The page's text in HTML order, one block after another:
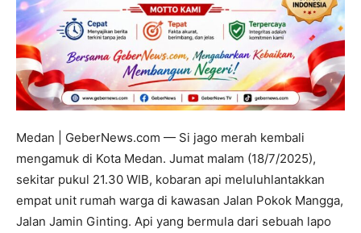
Medan | GeberNews.com — Si jago merah kembali
mengamuk di Kota Medan. Jumat malam (18/7/2025),
sekitar pukul 21.30 WIB, kobaran api meluluhlantakkan
empat unit rumah warga di kawasan Jalan Pokok Mangga,
Jalan Jamin Ginting. Api yang bermula dari sebuah lapo